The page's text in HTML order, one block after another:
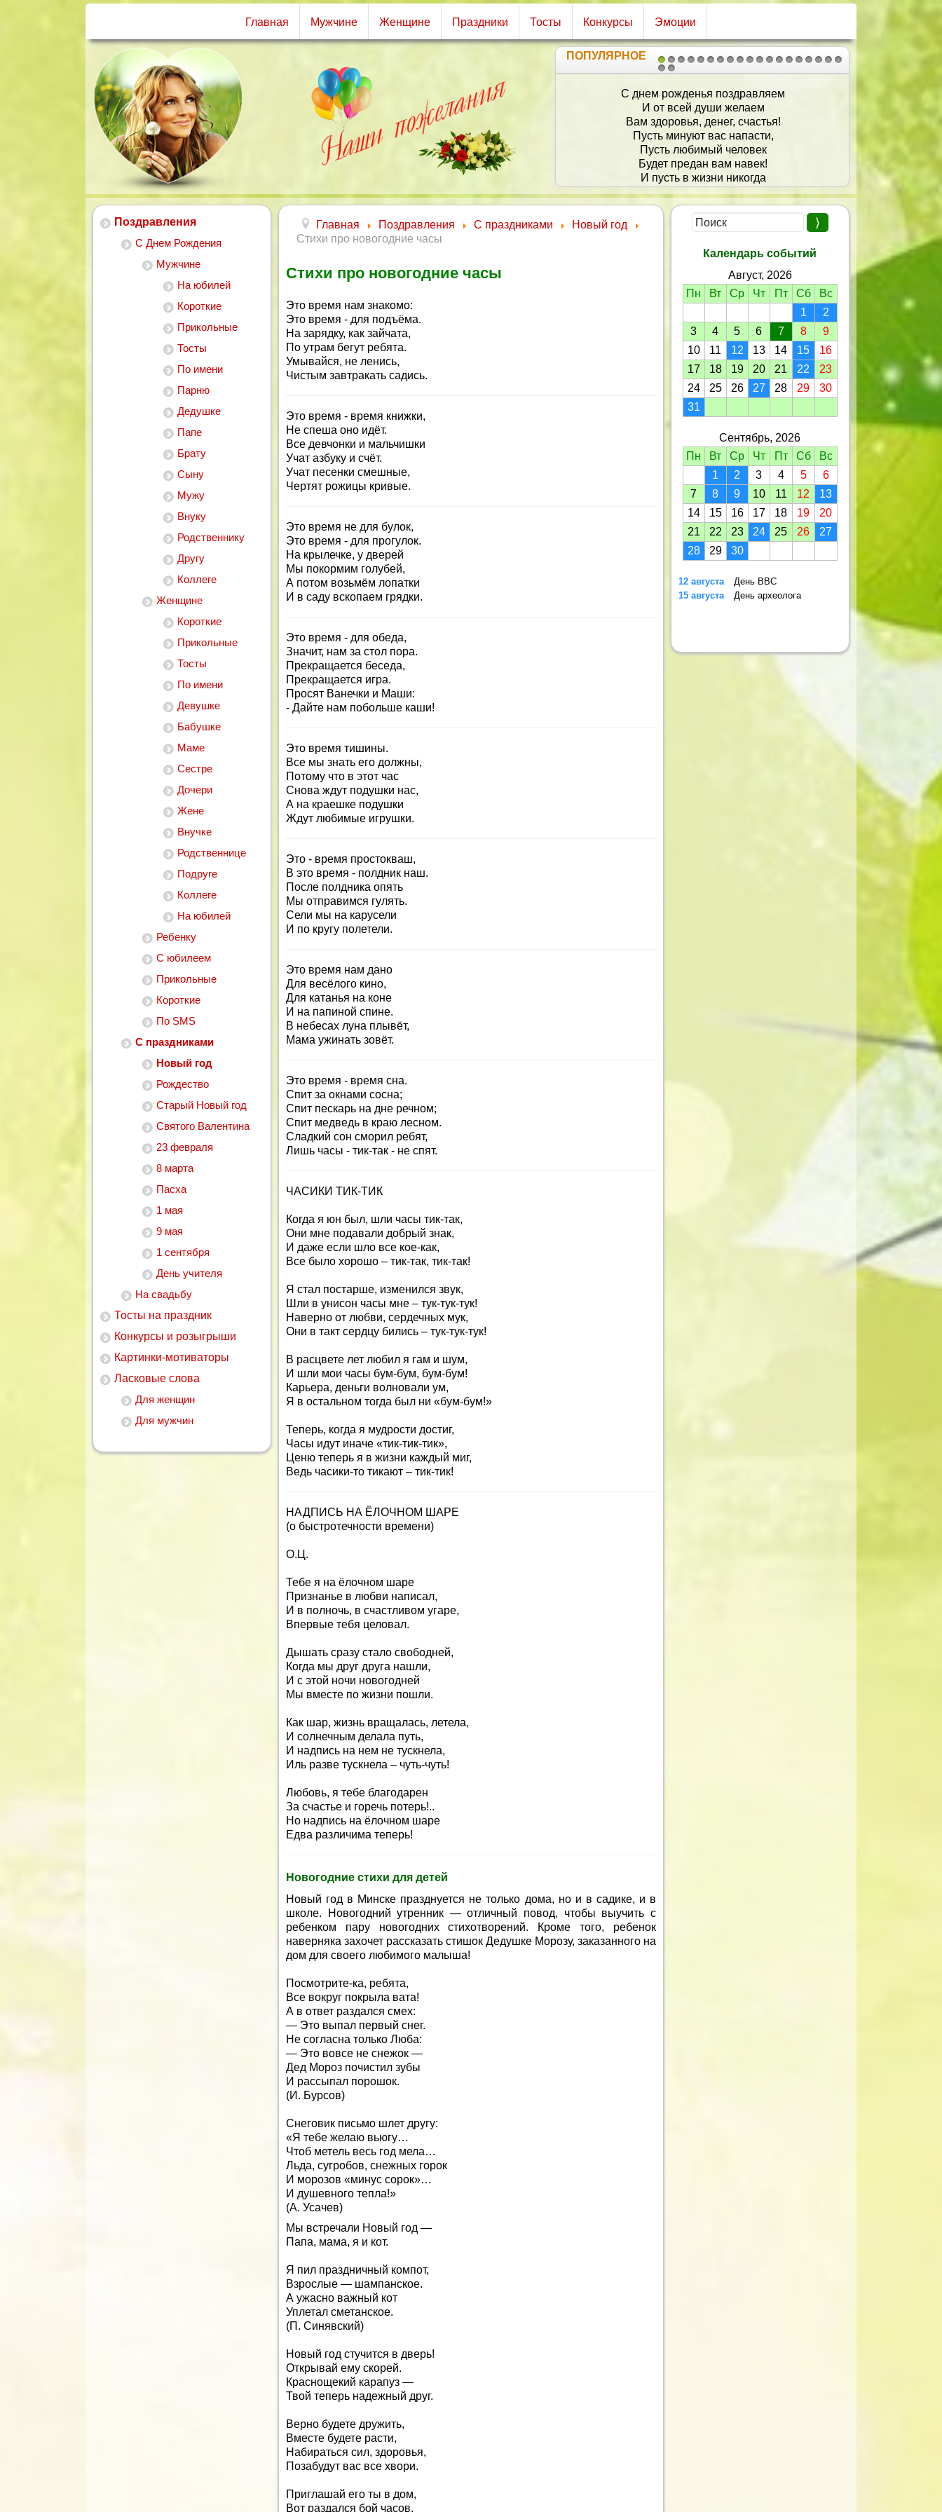
Главная Мужчине Женщине Праздники Тосты Конкурсы Эмоции
1 2
2021
ПОПУЛЯРНОЕ
Терпения, здоровья, силы,
Чтобы энергия кипела!
Чтоб грусти никогда не знала
В жизни нашла то что искала!
Поздравления
С Днем Рождения
Мужчине
На юбилей
Короткие
Прикольные
Тосты
По имени
Парню
Дедушке
Папе
Брату
Сыну
Мужу
Внуку
Родственнику
Другу
Коллеге
Женщине
Короткие
Прикольные
Тосты
По имени
Девушке
Бабушке
Маме
Сестре
Дочери
Жене
Внучке
Родственнице
Подруге
Коллеге
На юбилей
Ребенку
С юбилеем
Прикольные
Короткие
По SMS
С праздниками
Новый год
Рождество
Старый Новый год
Святого Валентина
23 февраля
8 марта
Пасха
1 мая
9 мая
1 сентября
День учителя
На свадьбу
Тосты на праздник
Конкурсы и розыгрыши
Картинки-мотиваторы
Ласковые слова
Для женщин
Для мужчин
Главная Поздравления С праздниками
Новый год
Стихи про новогодние часы
Стихи про новогодние часы
Это время нам знакомо:
Это время - для подъёма.
На зарядку, как зайчата,
По утрам бегут ребята.
Умывайся, не ленись,
Чистым завтракать садись.
Это время - время книжки,
Не спеша оно идёт.
Все девчонки и мальчишки
Учат азбуку и счёт.
Учат песенки смешные,
Чертят рожицы кривые.
Это время не для булок,
Это время - для прогулок.
На крылечке, у дверей
Мы покормим голубей,
А потом возьмём лопатки
И в саду вскопаем грядки.
Это время - для обеда,
Значит, нам за стол пора.
Прекращается беседа,
Прекращается игра.
Просят Ванечки и Маши:
- Дайте нам побольше каши!
Это время тишины.
Все мы знать его должны,
Потому что в этот час
Снова ждут подушки нас,
А на краешке подушки
Ждут любимые игрушки.
Это - время простокваш,
В это время - полдник наш.
После полдника опять
Мы отправимся гулять.
Сели мы на карусели
И по кругу полетели.
Это время нам дано
Для весёлого кино,
Для катанья на коне
И на папиной спине.
В небесах луна плывёт,
Мама ужинать зовёт.
Это время - время сна.
Спит за окнами сосна;
Спит пескарь на дне речном;
Спит медведь в краю лесном.
Сладкий сон сморил ребят,
Лишь часы - тик-так - не спят.
ЧАСИКИ ТИК-ТИК
Когда я юн был, шли часы тик-так,
Они мне подавали добрый знак,
И даже если шло все кое-как,
Все было хорошо – тик-так, тик-так!
Я стал постарше, изменился звук,
Шли в унисон часы мне – тук-тук-тук!
Наверно от любви, сердечных мук,
Они в такт сердцу бились – тук-тук-тук!
В расцвете лет любил я гам и шум,
И шли мои часы бум-бум, бум-бум!
Карьера, деньги волновали ум,
Я в остальном тогда был ни «бум-бум!»
Теперь, когда я мудрости достиг,
Часы идут иначе «тик-тик-тик»,
Ценю теперь я в жизни каждый миг,
Ведь часики-то тикают – тик-тик!
НАДПИСЬ НА ЁЛОЧНОМ ШАРЕ
(о быстротечности времени)
О.Ц.
Тебе я на ёлочном шаре
Признанье в любви написал,
И в полночь, в счастливом угаре,
Впервые тебя целовал.
Дышать сразу стало свободней,
Когда мы друг друга нашли,
И с этой ночи новогодней
Мы вместе по жизни пошли.
Как шар, жизнь вращалась, летела,
И солнечным делала путь,
И надпись на нем не тускнела,
Иль разве тускнела – чуть-чуть!
Любовь, я тебе благодарен
За счастье и горечь потерь!..
Но надпись на ёлочном шаре
Едва различима теперь!
Новогодние стихи для детей
Новый год в Минске празднуется не только дома, но и в садике, и в
школе. Новогодний утренник — отличный повод, чтобы выучить с
ребенком пару новогодних стихотворений. Кроме того, ребенок
наверняка захочет рассказать стишок Дедушке Морозу, заказанного на
дом для своего любимого малыша!
Посмотрите-ка, ребята,
Все вокруг покрыла вата!
А в ответ раздался смех:
— Это выпал первый снег.
Не согласна только Люба:
— Это вовсе не снежок —
Дед Мороз почистил зубы
И рассыпал порошок.
(И. Бурсов)
Снеговик письмо шлет другу:
«Я тебе желаю вьюгу…
Чтоб метель весь год мела…
Льда, сугробов, снежных горок
И морозов «минус сорок»…
И душевного тепла!»
(А. Усачев)
Мы встречали Новый год —
Папа, мама, я и кот.
Я пил праздничный компот,
Взрослые — шампанское.
А ужасно важный кот
Уплетал сметанское.
(П. Синявский)
Новый год стучится в дверь!
Открывай ему скорей.
Краснощекий карапуз —
Твой теперь надежный друг.
Верно будете дружить,
Вместе будете расти,
Набираться сил, здоровья,
Позабудут вас все хвори.
Приглашай его ты в дом,
Вот раздался бой часов.
Календарь событий
Август, 2026
Пн
Вт Ср Чт Пт Сб
Вс
1
2
3
4 5 6 7 8
9
10
11 12 13 14 15
16
17
18 19 20 21 22
23
24
25 26 27 28 29
30
31
Сентябрь, 2026
Пн
Вт Ср Чт Пт Сб
Вс
1
2 3 4 5
6
7
8 9 10 11 12
13
14
15 16 17 18 19
20
21
22 23 24 25 26
27
28
29 30
12 августа
День ВВС
15 августа
День археолога